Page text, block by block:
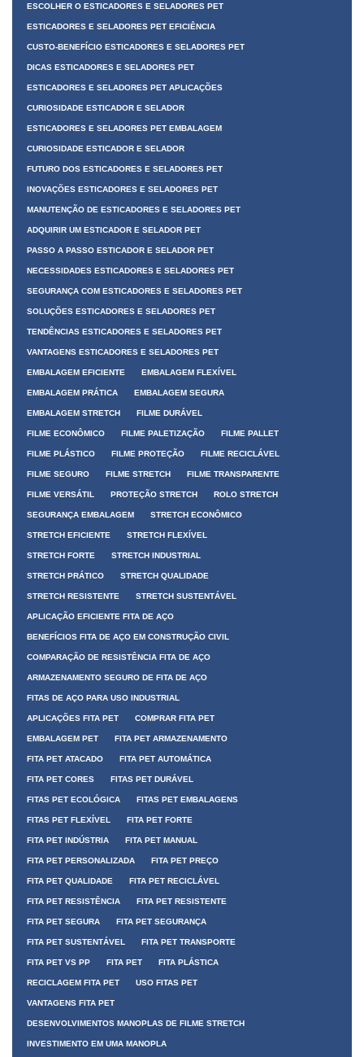
ESCOLHER O ESTICADORES E SELADORES PET
ESTICADORES E SELADORES PET EFICIÊNCIA
CUSTO-BENEFÍCIO ESTICADORES E SELADORES PET
DICAS ESTICADORES E SELADORES PET
ESTICADORES E SELADORES PET APLICAÇÕES
CURIOSIDADE ESTICADOR E SELADOR
ESTICADORES E SELADORES PET EMBALAGEM
CURIOSIDADE ESTICADOR E SELADOR
FUTURO DOS ESTICADORES E SELADORES PET
INOVAÇÕES ESTICADORES E SELADORES PET
MANUTENÇÃO DE ESTICADORES E SELADORES PET
ADQUIRIR UM ESTICADOR E SELADOR PET
PASSO A PASSO ESTICADOR E SELADOR PET
NECESSIDADES ESTICADORES E SELADORES PET
SEGURANÇA COM ESTICADORES E SELADORES PET
SOLUÇÕES ESTICADORES E SELADORES PET
TENDÊNCIAS ESTICADORES E SELADORES PET
VANTAGENS ESTICADORES E SELADORES PET
EMBALAGEM EFICIENTE EMBALAGEM FLEXÍVEL
EMBALAGEM PRÁTICA EMBALAGEM SEGURA
EMBALAGEM STRETCH FILME DURÁVEL
FILME ECONÔMICO FILME PALETIZAÇÃO FILME PALLET
FILME PLÁSTICO FILME PROTEÇÃO FILME RECICLÁVEL
FILME SEGURO FILME STRETCH FILME TRANSPARENTE
FILME VERSÁTIL PROTEÇÃO STRETCH ROLO STRETCH
SEGURANÇA EMBALAGEM STRETCH ECONÔMICO
STRETCH EFICIENTE STRETCH FLEXÍVEL
STRETCH FORTE STRETCH INDUSTRIAL
STRETCH PRÁTICO STRETCH QUALIDADE
STRETCH RESISTENTE STRETCH SUSTENTÁVEL
APLICAÇÃO EFICIENTE FITA DE AÇO
BENEFÍCIOS FITA DE AÇO EM CONSTRUÇÃO CIVIL
COMPARAÇÃO DE RESISTÊNCIA FITA DE AÇO
ARMAZENAMENTO SEGURO DE FITA DE AÇO
FITAS DE AÇO PARA USO INDUSTRIAL
APLICAÇÕES FITA PET COMPRAR FITA PET
EMBALAGEM PET FITA PET ARMAZENAMENTO
FITA PET ATACADO FITA PET AUTOMÁTICA
FITA PET CORES FITAS PET DURÁVEL
FITAS PET ECOLÓGICA FITAS PET EMBALAGENS
FITAS PET FLEXÍVEL FITA PET FORTE
FITA PET INDÚSTRIA FITA PET MANUAL
FITA PET PERSONALIZADA FITA PET PREÇO
FITA PET QUALIDADE FITA PET RECICLÁVEL
FITA PET RESISTÊNCIA FITA PET RESISTENTE
FITA PET SEGURA FITA PET SEGURANÇA
FITA PET SUSTENTÁVEL FITA PET TRANSPORTE
FITA PET VS PP FITA PET FITA PLÁSTICA
RECICLAGEM FITA PET USO FITAS PET
VANTAGENS FITA PET
DESENVOLVIMENTOS MANOPLAS DE FILME STRETCH
INVESTIMENTO EM UMA MANOPLA